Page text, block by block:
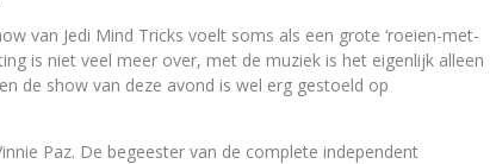
van Jedi Mind Tricks voelt soms als een grote ‘roeien-met-
is niet veel meer over, met de muziek is het eigenlijk alleen
de show van deze avond is wel erg gestoeld op
Paz. De begeester van de complete independent